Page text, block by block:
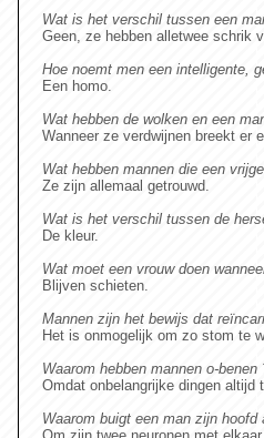
Wat is het verschil tussen een
Geen, ze hebben alletwee schrik
Hoe noemt men een intelligente,
Een homo.
Wat hebben de wolken en een
Wanneer ze verdwijnen breekt er
Wat hebben mannen die een
Ze zijn allemaal getrouwd.
Wat is het verschil tussen de
De kleur.
Wat moet een vrouw doen
Blijven schieten.
Mannen zijn het bewijs dat
Het is onmogelijk om zo stom te
Waarom hebben mannen o-benen
Omdat onbelangrijke dingen altijd
Waarom buigt een man zijn hoofd